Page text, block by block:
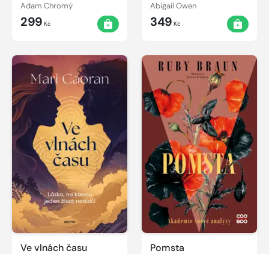
Adam Chromý
299 Kč
Abigail Owen
349 Kč
Ve vlnách času Pomsta